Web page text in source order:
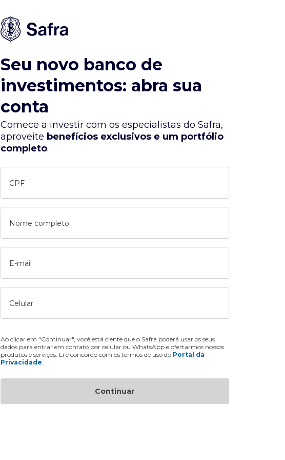
Seu novo banco de
investimentos: abra sua
conta
Comece a investir com os especialistas do Safra,
aproveite benefícios exclusivos e um portfólio
completo.
CPF
Nome completo
E-mail
Celular
Ao clicar em "Continuar", você está ciente que o Safra poderá usar os seus
dados para entrar em contato por celular ou WhatsApp e ofertarmos nossos
produtos e serviços. Li e concordo com os termos de uso do Portal da
Privacidade
Continuar